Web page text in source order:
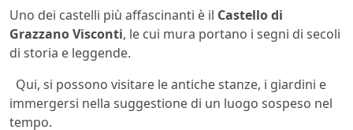
Uno dei castelli più affascinanti è il Castello di
Grazzano Visconti, le cui mura portano i segni di secoli
di storia e leggende.
Qui, si possono visitare le antiche stanze, i giardini e
immergersi nella suggestione di un luogo sospeso nel
tempo.